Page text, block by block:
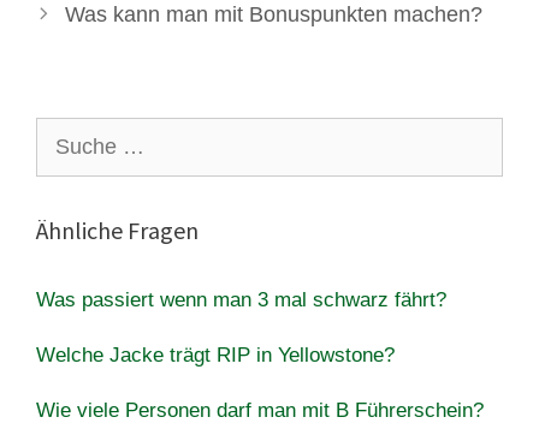
Was kann man mit Bonuspunkten machen?
nach:
Ähnliche Fragen
Was passiert wenn man 3 mal schwarz fährt?
Welche Jacke trägt RIP in Yellowstone?
Wie viele Personen darf man mit B Führerschein?